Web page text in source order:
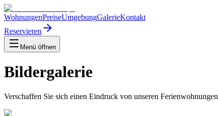
WohnungenPreiseUmgebungGalerieKontakt
Reservieren
Menü öffnen
Bildergalerie
Verschaffen Sie sich einen Eindruck von unseren Ferienwohnungen